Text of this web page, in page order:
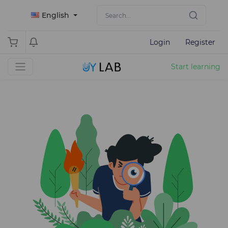
English
Login Register
Start learning